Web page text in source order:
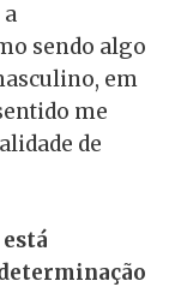
sendo algo
em
me
de